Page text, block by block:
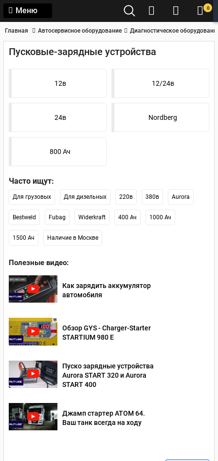
Меню 0
Главная Автосервисное оборудование Диагностическое
Пусковые-зарядные устройства
12в 12/24в
24в Nordberg
800 Ач
Часто ищут:
Для грузовых Для дизельных 220в 380в Aurora
Bestweld Fubag Widerkraft 400 Ач 1000 Ач
1500 Ач Наличие в Москве
Полезные видео:
Как зарядить аккумулятор
автомобиля
Обзор GYS - Charger-Starter
STARTIUM 980 E
Пуско зарядные устройства
Aurora START 320 и Aurora
START 400
Джамп стартер АТОМ 64.
Ваш танк всегда на ходу